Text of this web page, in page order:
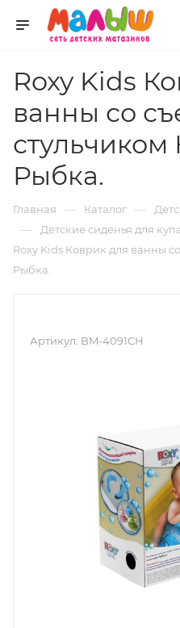
Roxy Kids
ванны со
стульчиком
Рыбка.
Главная — Каталог —
— Детские сиденья для
Roxy Kids Коврик для ванны
Рыбка.
Артикул: BM-4091CH